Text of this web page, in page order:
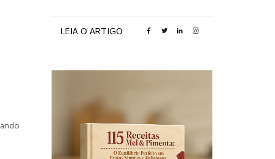
LEIA O ARTIGO